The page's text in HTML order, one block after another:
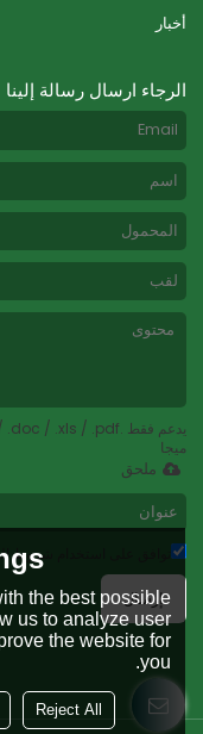
أخبار
الرجاء ارسال رسالة إلينا
ميجا
ملحق
توافق على استخدام شروط
إرسال
the best possible
us to analyze user
the website for
you.
Reject All